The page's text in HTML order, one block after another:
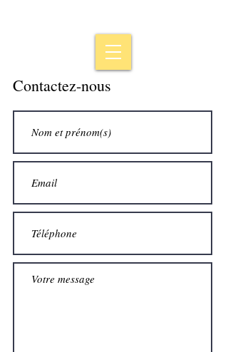
Contactez-nous